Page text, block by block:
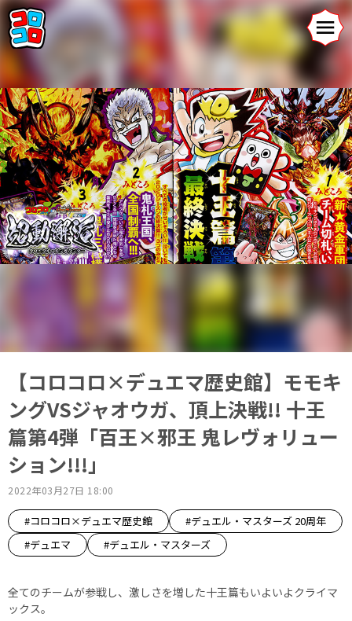
【コロコロ×デュエマ歴史館】モモキ
ングVSジャオウガ、頂上決戦!! 十王
篇第4弾「百王×邪王 鬼レヴォリュー
ション!!!」
2022年03月27日 18:00
#コロコロ×デュエマ歴史館
#デュエル・マスターズ 20周年
#デュエマ
#デュエル・マスターズ
全てのチームが参戦し、激しさを増した十王篇もいよいよクライマ
ックス。